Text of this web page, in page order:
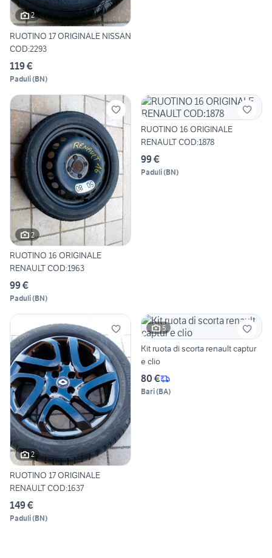
2
RUOTINO 17 ORIGINALE NISSAN
COD:2293
119 €
Paduli(BN)
2
RUOTINO 16 ORIGINALE
RENAULT COD:1963
99 €
Paduli(BN)
RUOTINO 16 ORIGINALE
RENAULT COD:1878
99 €
Paduli(BN)
2
RUOTINO 17 ORIGINALE
RENAULT COD:1637
149 €
Paduli(BN)
5
Kit ruota di scorta renault captur
e clio
80 €
Bari(BA)